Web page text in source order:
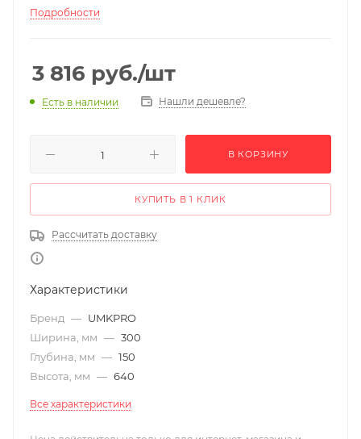
Подробности
3 816 руб./шт
Есть в наличии Нашли дешевле?
В КОРЗИНУ
КУПИТЬ В 1 КЛИК
Рассчитать доставку
Характеристики
Бренд — UMKPRO
Ширина, мм — 300
Глубина, мм — 150
Высота, мм — 640
Все характеристики